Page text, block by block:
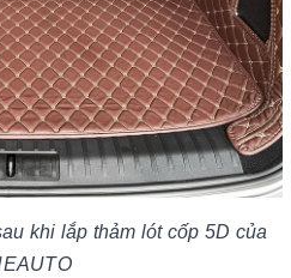
khi lắp thảm lót cốp 5D của